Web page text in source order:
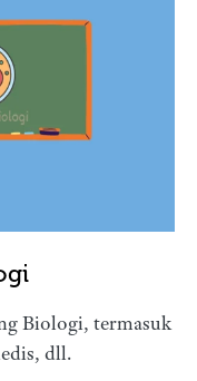
Biologi, termasuk
dll.